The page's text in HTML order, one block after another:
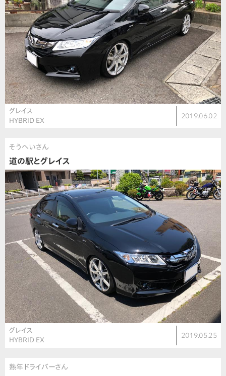
グレイス
HYBRID EX
2019.06.02
そうへいさん
道の駅とグレイス
グレイス
HYBRID EX
2019.05.25
熟年ドライバーさん